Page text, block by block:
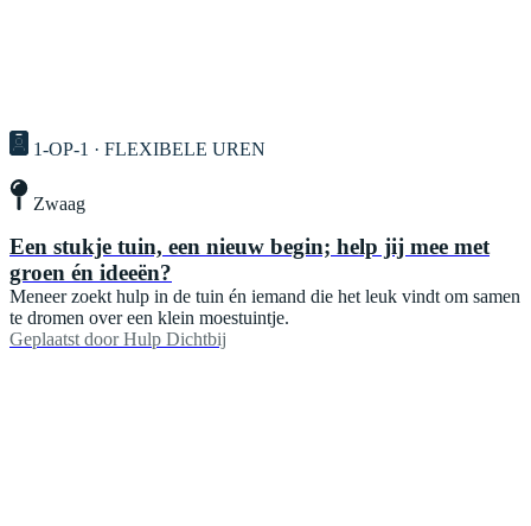
1-OP-1 · FLEXIBELE UREN
Zwaag
Een stukje tuin, een nieuw begin; help jij mee met
groen én ideeën?
Meneer zoekt hulp in de tuin én iemand die het leuk vindt om samen
te dromen over een klein moestuintje.
Geplaatst door Hulp Dichtbij